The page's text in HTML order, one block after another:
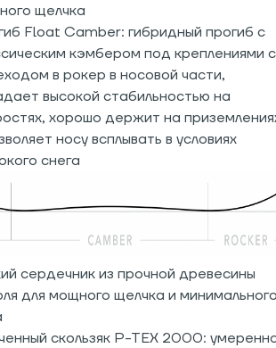
щелчка
Float Camber: гибридный прогиб с
кэмбером под креплениями с
в рокер в носовой части,
высокой стабильностью на
хорошо держит на
носу всплывать в условиях
снега
сердечник из прочной древесины
для мощного щелчка и
скользяк P-TEX 2000: